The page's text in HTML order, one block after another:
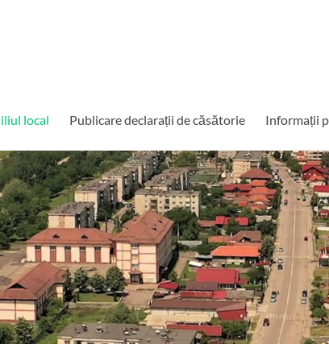
local Publicare declarații de căsătorie Informații